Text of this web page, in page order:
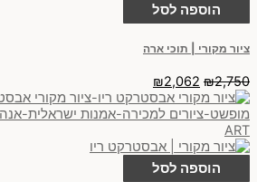
הוספה לסל
ציור מקורי | תוכי ארה
₪2,750
₪2,062
הוספה לסל